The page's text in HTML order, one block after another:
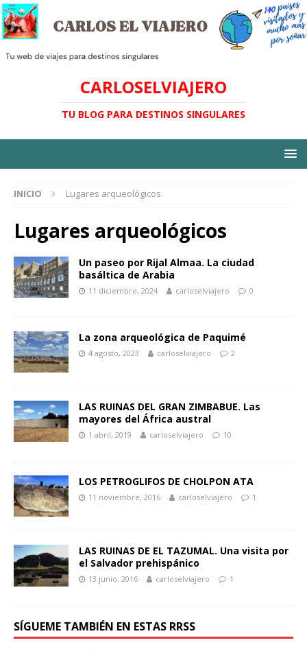
CARLOSELVIAJERO
TU BLOG PARA DESTINOS SINGULARES
INICIO Lugares arqueológicos
Lugares arqueológicos
Un paseo por Rijal Almaa. La ciudad
basáltica de Arabia
11 diciembre, 2024 carloselviajero 0
La zona arqueológica de Paquimé
4 agosto, 2023 carloselviajero 2
LAS RUINAS DEL GRAN ZIMBABUE. Las
mayores del África austral
1 abril, 2019 carloselviajero 10
LOS PETROGLIFOS DE CHOLPON ATA
11 noviembre, 2016 carloselviajero 1
LAS RUINAS DE EL TAZUMAL. Una visita por
el Salvador prehispánico
13 junio, 2016 carloselviajero 1
SÍGUEME TAMBIÉN EN ESTAS RRSS